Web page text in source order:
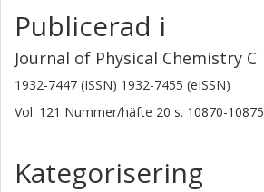
Publicerad i
Journal of Physical Chemistry C
1932-7447 (ISSN) 1932-7455 (eISSN)
Vol. 121 Nummer/häfte 20 s. 10870-10875
Kategorisering